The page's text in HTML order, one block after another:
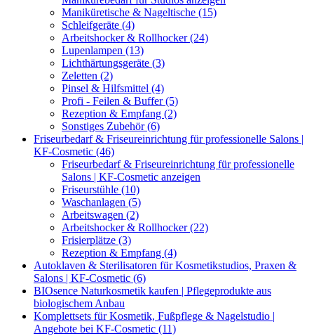
Maniküretische & Nageltische (15)
Schleifgeräte (4)
Arbeitshocker & Rollhocker (24)
Lupenlampen (13)
Lichthärtungsgeräte (3)
Zeletten (2)
Pinsel & Hilfsmittel (4)
Profi - Feilen & Buffer (5)
Rezeption & Empfang (2)
Sonstiges Zubehör (6)
Friseurbedarf & Friseureinrichtung für professionelle Salons |
KF-Cosmetic (46)
Friseurbedarf & Friseureinrichtung für professionelle
Salons | KF-Cosmetic anzeigen
Friseurstühle (10)
Waschanlagen (5)
Arbeitswagen (2)
Arbeitshocker & Rollhocker (22)
Frisierplätze (3)
Rezeption & Empfang (4)
Autoklaven & Sterilisatoren für Kosmetikstudios, Praxen &
Salons | KF-Cosmetic (6)
BIOsence Naturkosmetik kaufen | Pflegeprodukte aus
biologischem Anbau
Komplettsets für Kosmetik, Fußpflege & Nagelstudio |
Angebote bei KF-Cosmetic (11)